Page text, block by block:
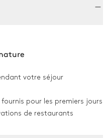
votre séjour
pour les premiers jours
de restaurants